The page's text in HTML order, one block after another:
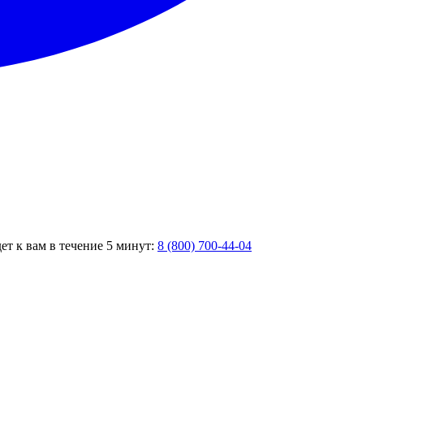
к вам в течение 5 минут: 8 (800) 700-44-04